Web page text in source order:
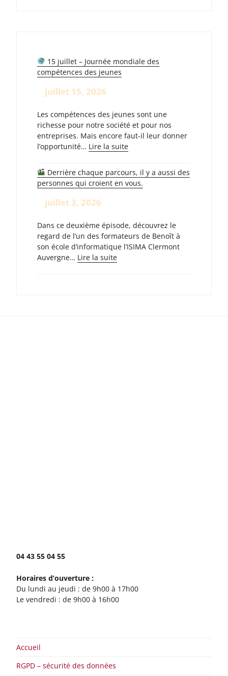
15 juillet – Journée mondiale des
compétences des jeunes
juillet 15, 2026
Les compétences des jeunes sont une
richesse pour notre société et pour nos
entreprises. Mais encore faut-il leur donner
l’opportunité… Lire la suite:
juillet
–
des
compétences
des
jeunes
Derrière chaque parcours, il y a aussi des
personnes qui croient en vous.
juillet 3, 2026
Dans ce deuxième épisode, découvrez le
regard de l’un des formateurs de Benoît à
son école d’informatique l’ISIMA Clermont
Auvergne… Lire la suite:
04 43 55 04 55
Horaires d’ouverture :
Du lundi au jeudi : de 9h00 à 17h00
Le vendredi : de 9h00 à 16h00
Accueil
RGPD – sécurité des données